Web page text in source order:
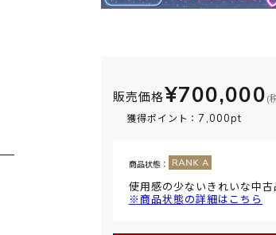
販売価格¥700,000 (
獲得ポイント： 7,000pt
商品状態：
使用感の少ないきれいな中古
※商品状態の詳細はこちら